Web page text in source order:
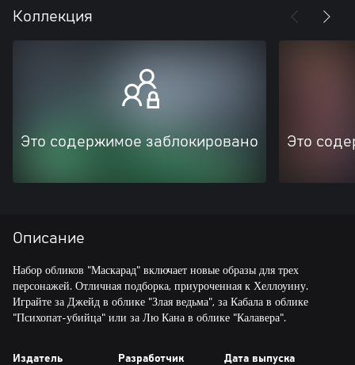
Коллекция
Это содержимое заблокировано Это
Описание
Набор обликов "Маскарад" включает новые образы для трех
персонажей. Отличная подборка, приуроченная к Хеллоуину.
Играйте за Джейд в облике "Злая ведьма", за Кабала в облике
Издатель Разработчик Дата выпуска